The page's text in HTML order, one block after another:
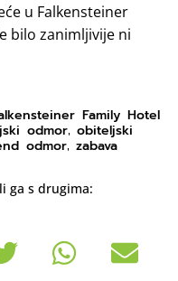
u Falkensteiner
bilo zanimljivije ni
Family Hotel
odmor, obiteljski
odmor, zabava
ga s drugima: